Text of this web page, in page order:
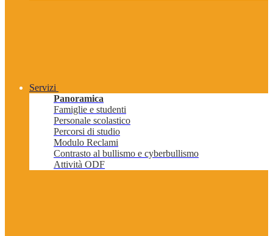
Servizi
Panoramica
Famiglie e studenti
Personale scolastico
Percorsi di studio
Modulo Reclami
Contrasto al bullismo e cyberbullismo
Attività ODF